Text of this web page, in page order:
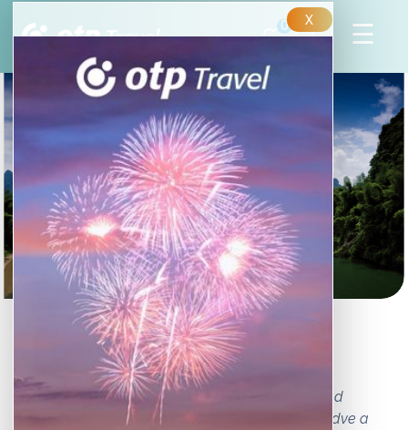
X
0
Dél-Kína attrakciója:
Yangshuo
Yangshuo Dél-Kína legváltozatosabb tájainak ad
otthont. A magasra törő karszthegységektől kezdve a